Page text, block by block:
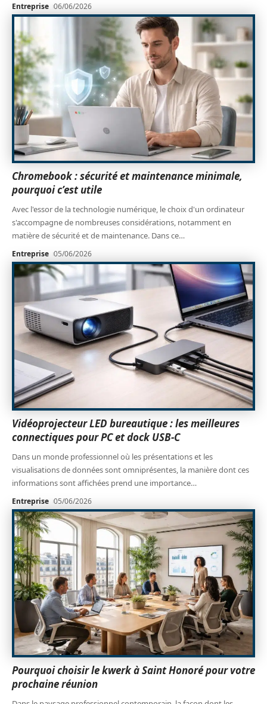
Entreprise 06/06/2026
Chromebook : sécurité et maintenance minimale,
pourquoi c’est utile
Avec l'essor de la technologie numérique, le choix d'un ordinateur
s'accompagne de nombreuses considérations, notamment en
matière de sécurité et de maintenance. Dans ce…
Entreprise 05/06/2026
Vidéoprojecteur LED bureautique : les meilleures
connectiques pour PC et dock USB-C
Dans un monde professionnel où les présentations et les
visualisations de données sont omniprésentes, la manière dont ces
informations sont affichées prend une importance…
Entreprise 05/06/2026
Pourquoi choisir le kwerk à Saint Honoré pour votre
prochaine réunion